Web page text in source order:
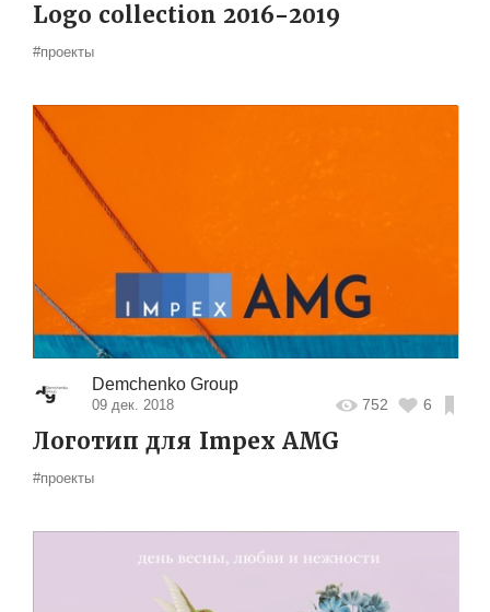
Logo collection 2016-2019
#проекты
Demchenko Group
09 дек. 2018 752 6
Логотип для Impex AMG
#проекты